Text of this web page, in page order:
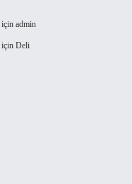
için admin
için Deli